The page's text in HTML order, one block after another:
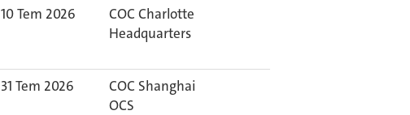
10 Tem 2026
COC Charlotte
Headquarters
31 Tem 2026
COC Shanghai
OCS